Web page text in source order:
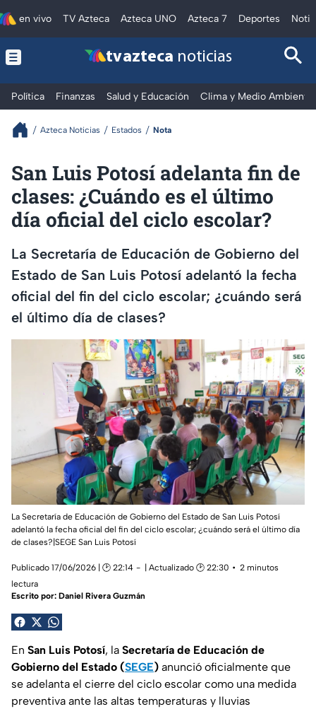
en vivo TV Azteca Azteca UNO Azteca 7 Deportes
tv azteca noticias
Política Finanzas Salud y Educación Clima y Medio Ambiente
Azteca Noticias Estados Nota
San Luis Potosí adelanta fin de
clases: ¿Cuándo es el último
día oficial del ciclo escolar?
La Secretaría de Educación de Gobierno del
Estado de San Luis Potosí adelantó la fecha
oficial del fin del ciclo escolar; ¿cuándo será
el último día de clases?
La Secretaría de Educación de Gobierno del Estado de San Luis Potosí
adelantó la fecha oficial del fin del ciclo escolar; ¿cuándo será el último día
de clases?|SEGE San Luis Potosí
Publicado 17/06/2026 | 🕑 22:14 | Actualizado 🕑 22:30
2 minutos
lectura
Escrito por: Daniel Rivera Guzmán
En San Luis Potosí, la Secretaría de Educación de
Gobierno del Estado (SEGE) anunció oficialmente que
se adelanta el cierre del ciclo escolar como una medida
preventiva ante las altas temperaturas y lluvias